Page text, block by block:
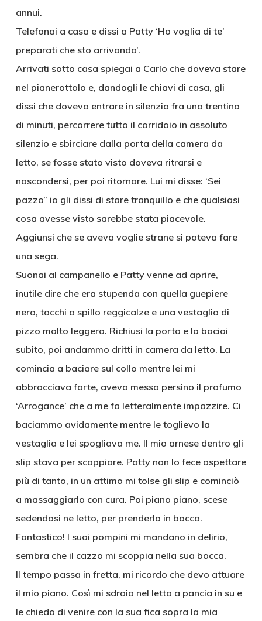
annui.
Telefonai a casa e dissi a Patty ‘Ho voglia di te’
preparati che sto arrivando’.
Arrivati sotto casa spiegai a Carlo che doveva stare
nel pianerottolo e, dandogli le chiavi di casa, gli
dissi che doveva entrare in silenzio fra una trentina
di minuti, percorrere tutto il corridoio in assoluto
silenzio e sbirciare dalla porta della camera da
letto, se fosse stato visto doveva ritrarsi e
nascondersi, per poi ritornare. Lui mi disse: ‘Sei
pazzo” io gli dissi di stare tranquillo e che qualsiasi
cosa avesse visto sarebbe stata piacevole.
Aggiunsi che se aveva voglie strane si poteva fare
una sega.
Suonai al campanello e Patty venne ad aprire,
inutile dire che era stupenda con quella guepiere
nera, tacchi a spillo reggicalze e una vestaglia di
pizzo molto leggera. Richiusi la porta e la baciai
subito, poi andammo dritti in camera da letto. La
comincia a baciare sul collo mentre lei mi
abbracciava forte, aveva messo persino il profumo
‘Arrogance’ che a me fa letteralmente impazzire. Ci
baciammo avidamente mentre le toglievo la
vestaglia e lei spogliava me. Il mio arnese dentro gli
slip stava per scoppiare. Patty non lo fece aspettare
più di tanto, in un attimo mi tolse gli slip e cominciò
a massaggiarlo con cura. Poi piano piano, scese
sedendosi ne letto, per prenderlo in bocca.
Fantastico! I suoi pompini mi mandano in delirio,
sembra che il cazzo mi scoppia nella sua bocca.
Il tempo passa in fretta, mi ricordo che devo attuare
il mio piano. Così mi sdraio nel letto a pancia in su e
le chiedo di venire con la sua fica sopra la mia